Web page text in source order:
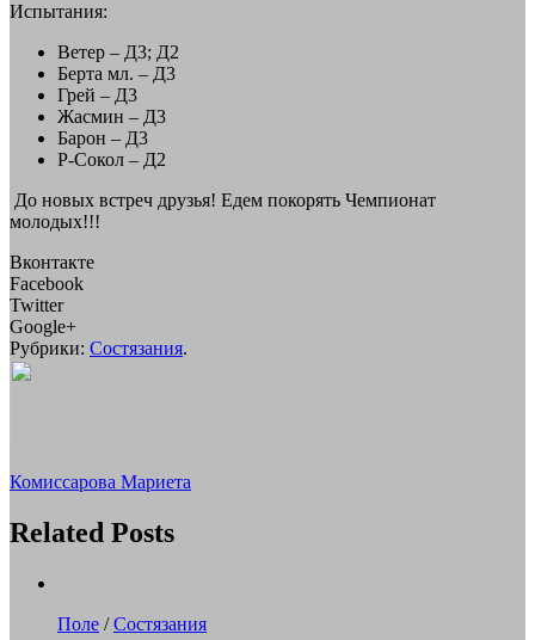
Испытания:
Ветер – Д3; Д2
Берта мл. – Д3
Грей – Д3
Жасмин – Д3
Барон – Д3
Р-Сокол – Д2
До новых встреч друзья! Едем покорять Чемпионат
молодых!!!
Вконтакте
Facebook
Twitter
Google+
Рубрики: Состязания.
Комиссарова Мариета
Related Posts
Поле /Состязания